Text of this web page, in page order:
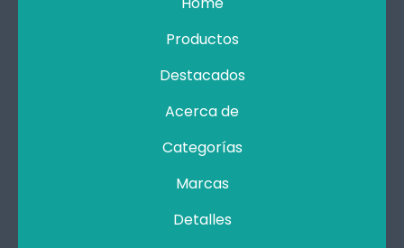
Productos
Destacados
Acerca de
Categorías
Marcas
Detalles